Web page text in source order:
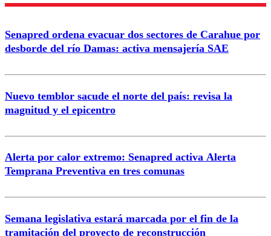
Enviar comentario
Senapred ordena evacuar dos sectores de Carahue por
desborde del río Damas: activa mensajería SAE
Nuevo temblor sacude el norte del país: revisa la
magnitud y el epicentro
Alerta por calor extremo: Senapred activa Alerta
Temprana Preventiva en tres comunas
Semana legislativa estará marcada por el fin de la
tramitación del proyecto de reconstrucción